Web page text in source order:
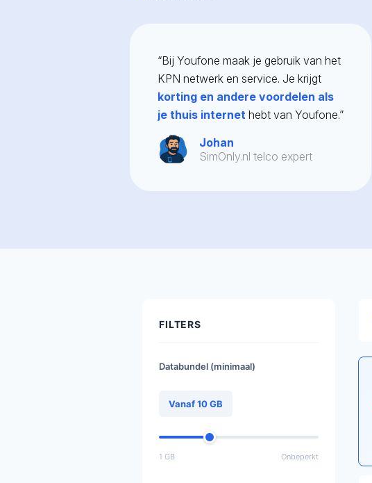
“Bij Youfone maak je gebruik van het
KPN netwerk en service. Je krijgt
korting en andere voordelen als
je thuis internet hebt van Youfone.”
Johan
SimOnly.nl telco expert
FILTERS
Databundel (minimaal)
Vanaf 10 GB
1 GB Onbeperkt